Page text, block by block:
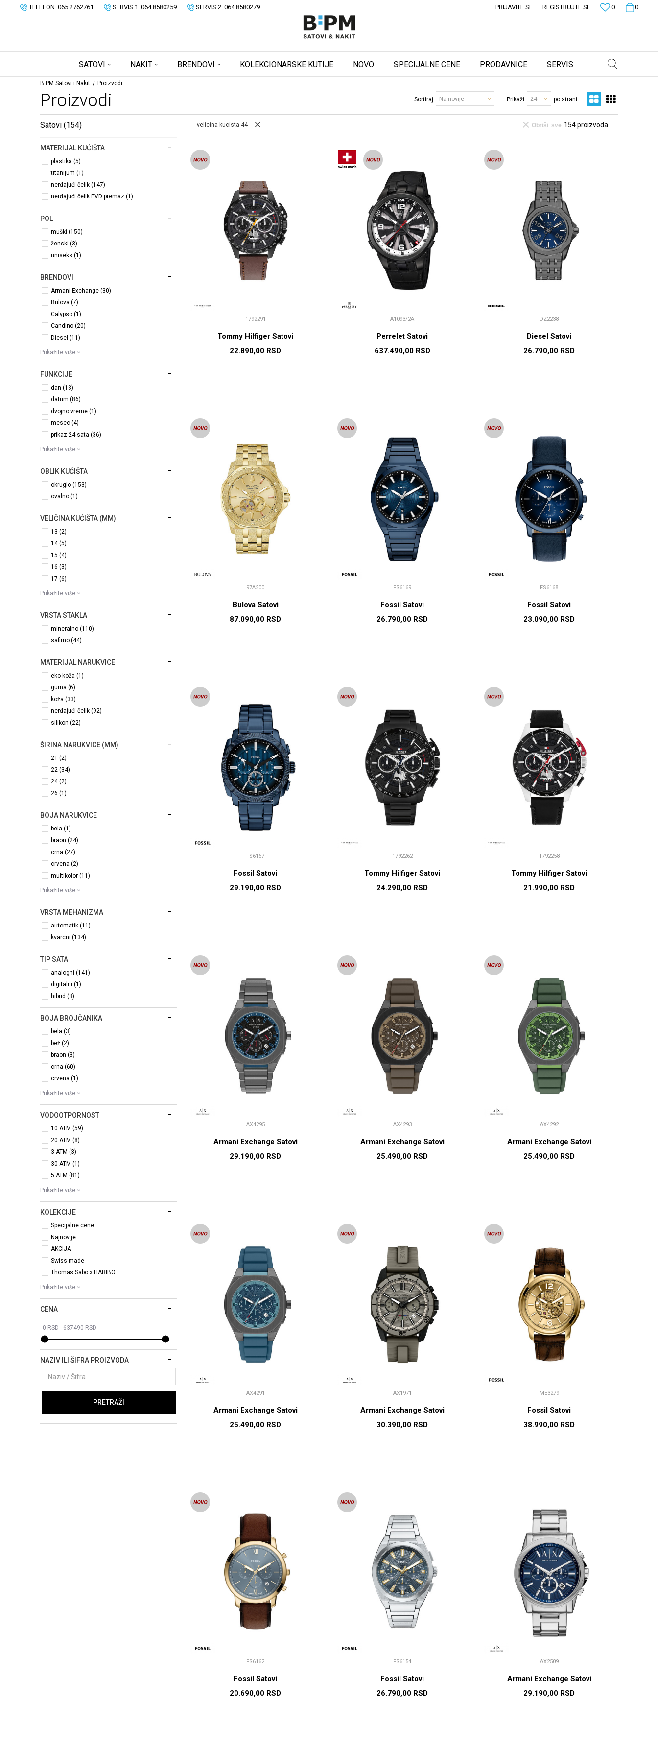
TELEFON: 065 2762761 SERVIS 1: 064 8580259 SERVIS 2: 064 8580279 0
0
PRIJAVITE SE REGISTRUJTE SE
SATOVI NAKIT BRENDOVI KOLEKCIONARSKE KUTIJE NOVO SPECIJALNE CENE PRODAVNICE SERVIS
B:PM Satovi i Nakit Proizvodi
Proizvodi Sortiraj Prikaži po strani
Satovi (154)
MATERIJAL KUĆIŠTA
plastika (5)
titanijum (1)
nerđajući čelik (147)
nerđajući čelik PVD premaz (1)
POL
muški (150)
ženski (3)
uniseks (1)
BRENDOVI
Armani Exchange (30)
Bulova (7)
Calypso (1)
Candino (20)
Diesel (11)
Prikažite više
FUNKCIJE
dan (13)
datum (86)
dvojno vreme (1)
mesec (4)
prikaz 24 sata (36)
Prikažite više
OBLIK KUĆIŠTA
okruglo (153)
ovalno (1)
VELIČINA KUĆIŠTA (MM)
13 (2)
14 (5)
15 (4)
16 (3)
17 (6)
Prikažite više
VRSTA STAKLA
mineralno (110)
safirno (44)
MATERIJAL NARUKVICE
eko koža (1)
guma (6)
koža (33)
nerđajući čelik (92)
silikon (22)
ŠIRINA NARUKVICE (MM)
21 (2)
22 (34)
24 (2)
26 (1)
BOJA NARUKVICE
bela (1)
braon (24)
crna (27)
crvena (2)
multikolor (11)
Prikažite više
VRSTA MEHANIZMA
automatik (11)
kvarcni (134)
TIP SATA
analogni (141)
digitalni (1)
hibrid (3)
BOJA BROJČANIKA
bela (3)
bež (2)
braon (3)
crna (60)
crvena (1)
Prikažite više
VODOOTPORNOST
10 ATM (59)
20 ATM (8)
3 ATM (3)
30 ATM (1)
5 ATM (81)
Prikažite više
KOLEKCIJE
Specijalne cene
Najnovije
AKCIJA
Swiss-made
Thomas Sabo x HARIBO
Prikažite više
CENA
NAZIV ILI ŠIFRA PROIZVODA
PRETRAŽI
velicina-kucista-44 154proizvoda
Obriši sve
1792291
Tommy Hilfiger Satovi
22.890,00 RSD
A1093/2A
Perrelet Satovi
637.490,00 RSD
DZ2238
Diesel Satovi
26.790,00 RSD
97A200
Bulova Satovi
87.090,00 RSD
FS6169
Fossil Satovi
26.790,00 RSD
FS6168
Fossil Satovi
23.090,00 RSD
FS6167
Fossil Satovi
29.190,00 RSD
1792262
Tommy Hilfiger Satovi
24.290,00 RSD
1792258
Tommy Hilfiger Satovi
21.990,00 RSD
AX4295
Armani Exchange Satovi
29.190,00 RSD
AX4293
Armani Exchange Satovi
25.490,00 RSD
AX4292
Armani Exchange Satovi
25.490,00 RSD
AX4291
Armani Exchange Satovi
25.490,00 RSD
AX1971
Armani Exchange Satovi
30.390,00 RSD
ME3279
Fossil Satovi
38.990,00 RSD
FS6162
Fossil Satovi
20.690,00 RSD
FS6154
Fossil Satovi
26.790,00 RSD
AX2509
Armani Exchange Satovi
29.190,00 RSD